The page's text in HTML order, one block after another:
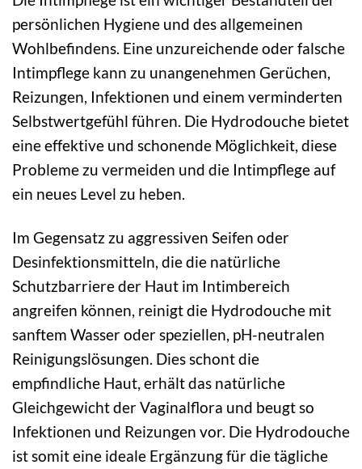
persönlichen Hygiene und des allgemeinen
Wohlbefindens. Eine unzureichende oder falsche
Intimpflege kann zu unangenehmen Gerüchen,
Reizungen, Infektionen und einem verminderten
Selbstwertgefühl führen. Die Hydrodouche bietet
eine effektive und schonende Möglichkeit, diese
Probleme zu vermeiden und die Intimpflege auf
ein neues Level zu heben.
Im Gegensatz zu aggressiven Seifen oder
Desinfektionsmitteln, die die natürliche
Schutzbarriere der Haut im Intimbereich
angreifen können, reinigt die Hydrodouche mit
sanftem Wasser oder speziellen, pH-neutralen
Reinigungslösungen. Dies schont die
empfindliche Haut, erhält das natürliche
Gleichgewicht der Vaginalflora und beugt so
Infektionen und Reizungen vor. Die Hydrodouche
ist somit eine ideale Ergänzung für die tägliche